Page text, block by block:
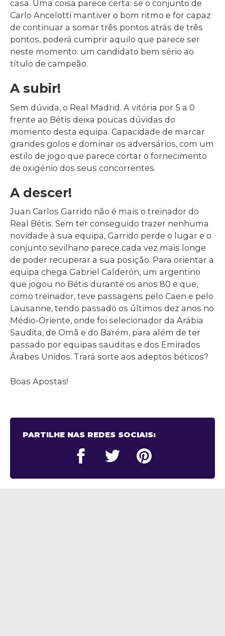
casa. Uma coisa parece certa: se o conjunto de
Carlo Ancelotti mantiver o bom ritmo e for capaz
de continuar a somar três pontos atrás de três
pontos, poderá cumprir aquilo que parece ser
neste momento: um candidato bem sério ao
título de campeão.
A subir!
Sem dúvida, o Real Madrid. A vitória por 5 a 0
frente ao Bétis deixa poucas dúvidas do
momento desta equipa. Capacidade de marcar
grandes golos e dominar os adversários, com um
estilo de jogo que parece cortar o fornecimento
de oxigénio dos seus concorrentes.
A descer!
Juan Carlos Garrido não é mais o treinador do
Real Bétis. Sem ter conseguido trazer nenhuma
novidade à sua equipa, Garrido perde o lugar e o
conjunto sevilhano parece cada vez mais longe
de poder recuperar a sua posição. Para orientar a
equipa chega Gabriel Calderón, um argentino
que jogou no Bétis durante os anos 80 e que,
como treinador, teve passagens pelo Caen e pelo
Lausanne, tendo passado os últimos dez anos no
Médio-Oriente, onde foi selecionador da Arábia
Saudita, de Omã e do Barém, para além de ter
passado por equipas sauditas e dos Emirados
Árabes Unidos. Trará sorte aos adeptos béticos?
Boas Apostas!
PARTILHE NAS REDES SOCIAIS: